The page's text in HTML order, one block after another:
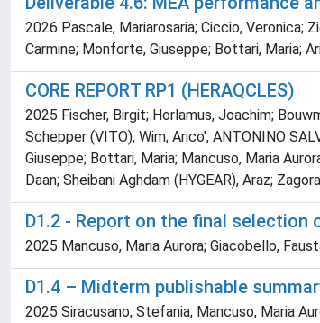
2026 Pascale, Mariarosaria; Ciccio, Veronica;
Carmine; Monforte, Giuseppe; Bottari, Maria;
CORE REPORT RP1 (HERAQCLES)
2025 Fischer, Birgit; Horlamus, Joachim;
Schepper (VITO), Wim; Arico', ANTONINO
Giuseppe; Bottari, Maria; Mancuso, Maria
Daan; Sheibani Aghdam (HYGEAR), Araz;
D1.2 - Report on the final selection
2025 Mancuso, Maria Aurora; Giacobello,
D1.4 – Midterm publishable
2025 Siracusano, Stefania; Mancuso, Maria